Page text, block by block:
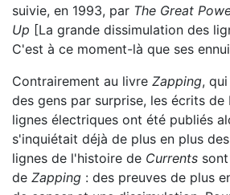
suivie, en 1993, par The Great
Up [La grande dissimulation des
C'est à ce moment-là que ses
Contrairement au livre Zapping,
des gens par surprise, les écrits de
lignes électriques ont été publiés
s'inquiétait déjà de plus en plus
lignes de l'histoire de Currents
de Zapping : des preuves de plus